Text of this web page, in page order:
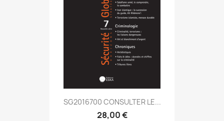
SG2016700 CONSULTER LE...
28,00 €